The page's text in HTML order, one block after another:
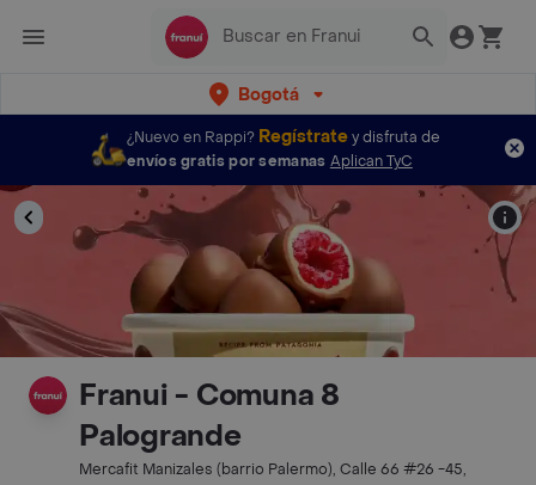
Bogotá
¿Nuevo en Rappi? Regístratey disfruta de
envíos gratis por semanas Aplican TyC
Franui - Comuna 8
Palogrande
Mercafit Manizales (barrio Palermo), Calle 66 #26 -45,